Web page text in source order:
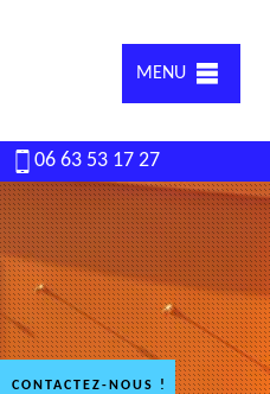
MENU
06 63 53 17 27
CONTACTEZ-NOUS !